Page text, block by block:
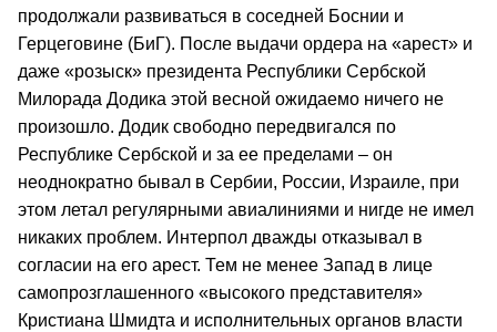
продолжали развиваться в соседней Боснии и
Герцеговине (БиГ). После выдачи ордера на «арест» и
даже «розыск» президента Республики Сербской
Милорада Додика этой весной ожидаемо ничего не
произошло. Додик свободно передвигался по
Республике Сербской и за ее пределами – он
неоднократно бывал в Сербии, России, Израиле, при
этом летал регулярными авиалиниями и нигде не имел
никаких проблем. Интерпол дважды отказывал в
согласии на его арест. Тем не менее Запад в лице
самопрозглашенного «высокого представителя»
Кристиана Шмидта и исполнительных органов власти